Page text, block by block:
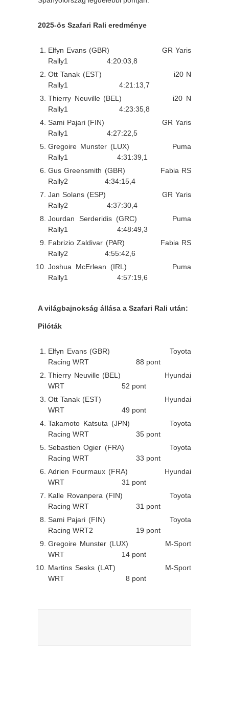
2025-ös Szafari Rali eredménye
Elfyn Evans (GBR) GR Yaris
Rally1 4:20:03,8
Ott Tanak (EST) i20 N
Rally1 4:21:13,7
Thierry Neuville (BEL) i20 N
Rally1 4:23:35,8
Sami Pajari (FIN) GR Yaris
Rally1 4:27:22,5
Gregoire Munster (LUX) Puma
Rally1 4:31:39,1
Gus Greensmith (GBR) Fabia RS
Rally2 4:34:15,4
Jan Solans (ESP) GR Yaris
Rally2 4:37:30,4
Jourdan Serderidis (GRC) Puma
Rally1 4:48:49,3
Fabrizio Zaldivar (PAR) Fabia RS
Rally2 4:55:42,6
Joshua McErlean (IRL) Puma
Rally1 4:57:19,6
A világbajnokság állása a Szafari Rali után:
Pilóták
Elfyn Evans (GBR) Toyota
Racing WRT 88 pont
Thierry Neuville (BEL) Hyundai
WRT 52 pont
Ott Tanak (EST) Hyundai
WRT 49 pont
Takamoto Katsuta (JPN) Toyota
Racing WRT 35 pont
Sebastien Ogier (FRA) Toyota
Racing WRT 33 pont
Adrien Fourmaux (FRA) Hyundai
WRT 31 pont
Kalle Rovanpera (FIN) Toyota
Racing WRT 31 pont
Sami Pajari (FIN) Toyota
Racing WRT2 19 pont
Gregoire Munster (LUX) M-Sport
WRT 14 pont
Martins Sesks (LAT) M-Sport
WRT 8 pont